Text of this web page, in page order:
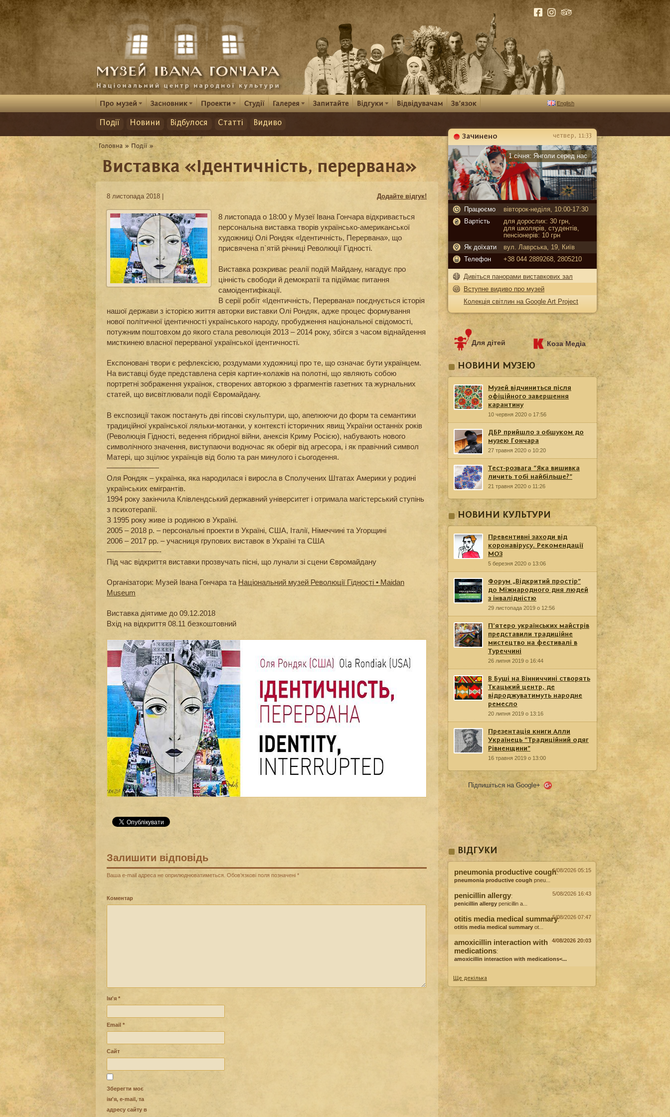
English
Події Новини Відбулося Статті Видиво
Виставка «Ідентичність, перервана»
8 листопада 2018 | Додайте відгук!
8 листопада о 18:00 у Музеї Івана Гончара відкривається
персональна виставка творів українсько-американської
художниці Олі Рондяк «Ідентичність, Перервана», що
присвячена п`ятій річниці Революції Гідності.
Виставка розкриває реалії подій Майдану, нагадує про
цінність свободи й демократії та підіймає питання
самоідентифікації.
В серії робіт «Ідентичність, Перервана» поєднується історія
нашої держави з історією життя авторки виставки Олі Рондяк, адже процес формування
нової політичної ідентичності українського народу, пробудження національної свідомості,
потужним поштовхом до якого стала революція 2013 – 2014 року, збігся з часом віднайдення
мисткинею власної перерваної української ідентичності.
Експоновані твори є рефлексією, роздумами художниці про те, що означає бути українцем.
На виставці буде представлена серія картин-колажів на полотні, що являють собою
портретні зображення українок, створених авторкою з фрагментів газетних та журнальних
статей, що висвітлювали події Євромайдану.
В експозиції також постануть дві гіпсові скульптури, що, апелюючи до форм та семантики
традиційної української ляльки-мотанки, у контексті історичних явищ України останніх років
(Революція Гідності, ведення гібридної війни, анексія Криму Росією), набувають нового
символічного значення, виступаючи водночас як оберіг від агресора, і як правічний символ
Матері, що зцілює українців від болю та ран минулого і сьогодення.
———————
Оля Рондяк – українка, яка народилася і виросла в Сполучених Штатах Америки у родині
українських емігрантів.
1994 року закінчила Клівлендський державний університет і отримала магістерський ступінь
з психотерапії.
З 1995 року живе із родиною в Україні.
2005 – 2018 р. – персональні проекти в Україні, США, Італії, Німеччині та Угорщині
2006 – 2017 рр. – учасниця групових виставок в Україні та США
———————-
Під час відкриття виставки прозвучать пісні, що лунали зі сцени Євромайдану
Організатори: Музей Івана Гончара та Національний музей Революції Гідності • Maidan
Museum
Виставка діятиме до 09.12.2018
Вхід на відкриття 08.11 безкоштовний
Залишити відповідь
Ваша e-mail адреса не оприлюднюватиметься. Обов’язкові поля позначені *
Коментар
Ім'я *
Email *
Сайт
Зберегти моє
ім'я, e-mail, та
адресу сайту в
Зачинено
Карантин
четвер, 11:33
1 січня: Янголи серед нас
Працюємо
вівторок-неділя, 10:00-17:30
Вартість
для дорослих: 30 грн,
для школярів, студентів,
пенсіонерів: 10 грн
Як доїхати
вул. Лаврська, 19, Київ
Телефон
+38 044 2889268, 2805210
Дивіться панорами виставкових зал
Вступне видиво про музей
Колекція світлин на Google Art Project
Для дітей Коза Медіа
НОВИНИ МУЗЕЮ
Музей відчиниться після
офіційного завершення
карантину
10 червня 2020 о 17:56
ДБР прийшло з обшуком до
музею Гончара
27 травня 2020 о 10:20
Тест-розвага “Яка вишивка
личить тобі найбільше?”
21 травня 2020 о 11:26
НОВИНИ КУЛЬТУРИ
Превентивні заходи від
коронавірусу. Рекомендації
МОЗ
5 березня 2020 о 13:06
Форум „Відкритий простір”
до Міжнародного дня людей
з інвалідністю
29 листопада 2019 о 12:56
П’ятеро українських майстрів
представили традиційне
мистецтво на фестивалі в
Туреччині
26 липня 2019 о 16:44
В Буші на Вінниччині створять
Ткацький центр, де
відроджуватимуть народне
ремесло
20 липня 2019 о 13:16
Презентація книги Алли
Українець “Традиційний одяг
Рівненщини”
16 травня 2019 о 13:00
Підпишіться на Google+
ВІДГУКИ
pneumonia productive cough:
pneumonia productive cough pneu...
6/08/2026 05:15
penicillin allergy:
penicillin allergy penicillin a...
5/08/2026 16:43
otitis media medical summary:
otitis media medical summary ot...
5/08/2026 07:47
amoxicillin interaction with
medications:
amoxicillin interaction with medications<...
4/08/2026 20:03
Ще декілька